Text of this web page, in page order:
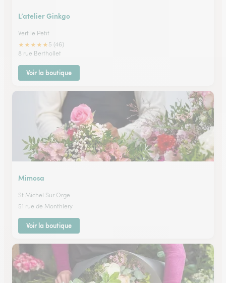
L’atelier Ginkgo
Vert le Petit
★★★★★ 5 (46)
8 rue Berthollet
Voir la boutique
Mimosa
St Michel Sur Orge
51 rue de Monthlery
Voir la boutique